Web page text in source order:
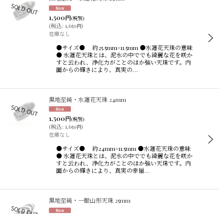
1,500円(税別)
(税込: 1,650円)
在庫なし
●サイズ● 約25.5mm×11.5mm ●水蓮花天珠の意味
● 水蓮花天珠とは、泥水の中ででも綺麗な花を咲か
すと云われ、浄化力がことのほか強い天珠です。内
面からの輝きにより、真実の…
黒地至純・水蓮花天珠 24mm
1,500円(税別)
(税込: 1,650円)
在庫なし
●サイズ● 約24mm×11.5mm ●水蓮花天珠の意味
● 水蓮花天珠とは、泥水の中ででも綺麗な花を咲か
すと云われ、浄化力がことのほか強い天珠です。内
面からの輝きにより、真実の幸福…
黒地至純・一眼山形天珠 25mm